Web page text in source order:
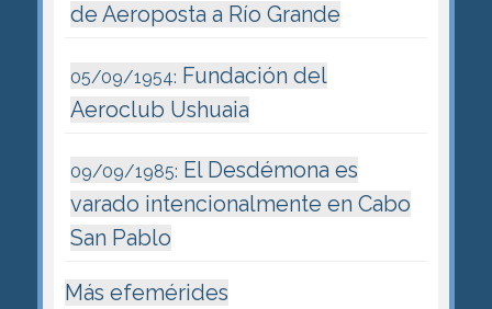
de Aeroposta a Río Grande
05/09/1954: Fundación del
Aeroclub Ushuaia
09/09/1985: El Desdémona es
varado intencionalmente en Cabo
San Pablo
Más efemérides